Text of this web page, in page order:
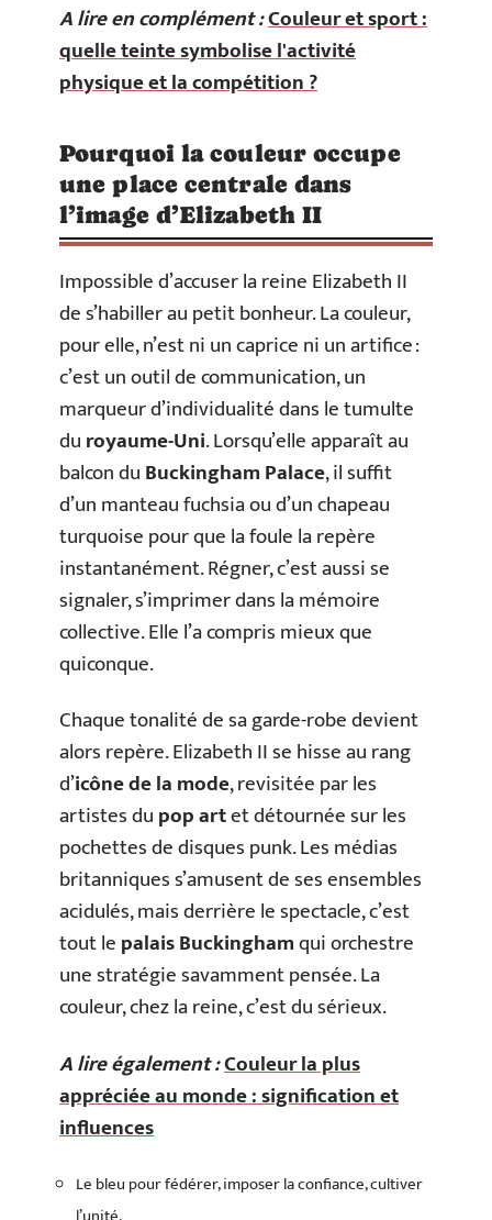
A lire en complément :Couleur et sport :
quelle teinte symbolise l'activité
physique et la compétition ?
Pourquoi la couleur occupe
une place centrale dans
l’image d’Elizabeth II
Impossible d’accuser la reine Elizabeth II
de s’habiller au petit bonheur. La couleur,
pour elle, n’est ni un caprice ni un artifice :
c’est un outil de communication, un
marqueur d’individualité dans le tumulte
duroyaume-Uni. Lorsqu’elle apparaît au
balcon duBuckingham Palace, il suffit
d’un manteau fuchsia ou d’un chapeau
turquoise pour que la foule la repère
instantanément. Régner, c’est aussi se
signaler, s’imprimer dans la mémoire
collective. Elle l’a compris mieux que
quiconque.
Chaque tonalité de sa garde-robe devient
alors repère. Elizabeth II se hisse au rang
d’icône de la mode, revisitée par les
artistes dupop artet détournée sur les
pochettes de disques punk. Les médias
britanniques s’amusent de ses ensembles
acidulés, mais derrière le spectacle, c’est
tout lepalais Buckinghamqui orchestre
une stratégie savamment pensée. La
couleur, chez la reine, c’est du sérieux.
A lire également :Couleur la plus
appréciée au monde : signification et
influences
Le bleu pour fédérer, imposer la confiance, cultiver